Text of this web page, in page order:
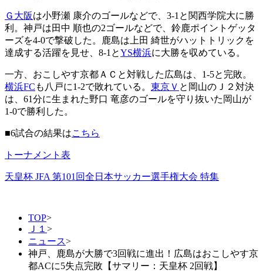
Ｇ大阪は小野瀬 康介のゴールなどで、3-1と関西学院大に勝
利。神戸は田中 順也の2ゴールなどで、鈴鹿ポイントゲッタ
ーズを4-0で撃破した。鹿島は上田 綺世がハットトリックを
達成する活躍を見せ、8-1とYS横浜に大勝を収めている。
一方、おこしやす京都ＡＣと対戦した広島は、1-5と完敗。
横浜FC も八戸に1-2で敗れている。 東京Ｖ と岡山のＪ２対決
は、61分に生まれた野口 竜彦のゴールを守り抜いた岡山が
1-0で勝利した。
■6試合の結果はこちら
トーナメント表
天皇杯 JFA 第101回全日本サッカー選手権大会 特集
TOP>
Ｊ１ >
ニュース>
神戸、鹿島が大勝で3回戦に進出！広島はおこしやす京
都ACに5失点完敗【サマリー：天皇杯 2回戦】